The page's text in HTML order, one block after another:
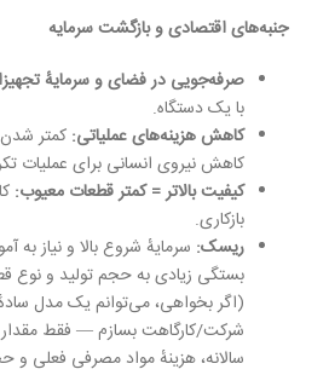
جنبه‌های اقتصادی و بازگشت سرمایه
صرفه‌جویی در فضای و سرمایهٔ
با یک دستگاه.
کاهش هزینه‌های عملیاتی: کمتر
کاهش نیروی انسانی برای عملیات
کیفیت بالاتر = کمتر قطعات معیوب:
بازکاری.
ریسک: سرمایهٔ شروع بالا و نیاز به
بستگی زیادی به حجم تولید و نوع
شرکت/کارگاهت بسازم — فقط مقدار
سالانه، هزینهٔ مواد مصرفی فعلی و